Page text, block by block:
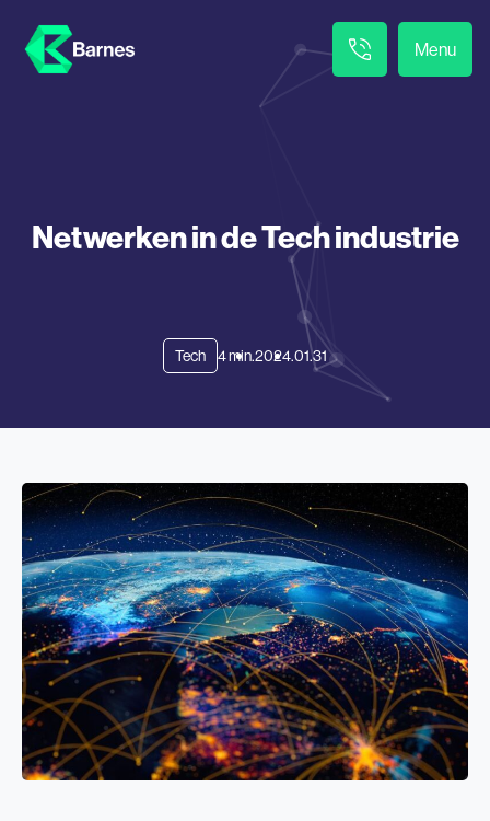
Menu
Netwerken in de Tech industrie
Tech 4 min.2024.01.31